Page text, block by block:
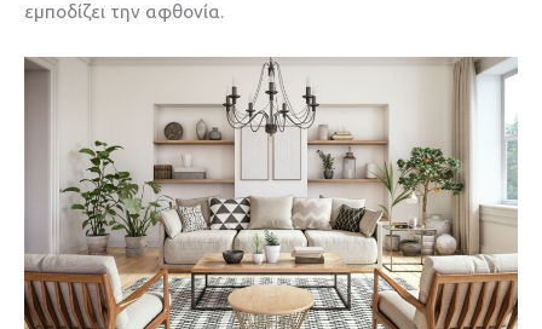
εμποδίζει την αφθονία.